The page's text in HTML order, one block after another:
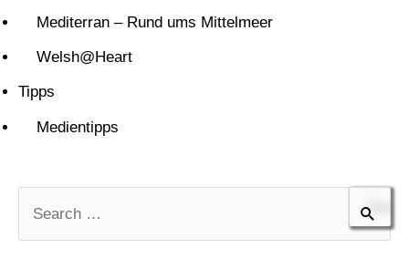
Mediterran – Rund ums Mittelmeer
Welsh@Heart
Tipps
Medientipps